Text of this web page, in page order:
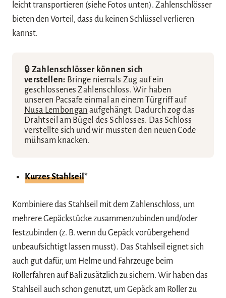
leicht transportieren (siehe Fotos unten). Zahlenschlösser
bieten den Vorteil, dass du keinen Schlüssel verlieren
kannst.
🔒 Zahlenschlösser können sich
verstellen: Bringe niemals Zug auf ein
geschlossenes Zahlenschloss. Wir haben
unseren Pacsafe einmal an einem Türgriff auf
Nusa Lembongan aufgehängt. Dadurch zog das
Drahtseil am Bügel des Schlosses. Das Schloss
verstellte sich und wir mussten den neuen Code
mühsam knacken.
Kurzes Stahlseil*
Kombiniere das Stahlseil mit dem Zahlenschloss, um
mehrere Gepäckstücke zusammenzubinden und/oder
festzubinden (z. B. wenn du Gepäck vorübergehend
unbeaufsichtigt lassen musst). Das Stahlseil eignet sich
auch gut dafür, um Helme und Fahrzeuge beim
Rollerfahren auf Bali zusätzlich zu sichern. Wir haben das
Stahlseil auch schon genutzt, um Gepäck am Roller zu